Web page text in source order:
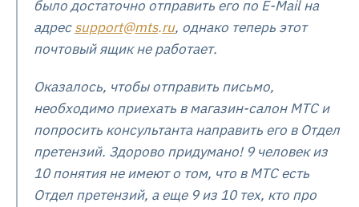
было достаточно отправить его по E-Mail на
адресsupport@mts.ru, однако теперь этот
почтовый ящик не работает.
Оказалось, чтобы отправить письмо,
необходимо приехать в магазин-салон МТС и
попросить консультанта направить его в Отдел
претензий. Здорово придумано! 9 человек из
10 понятия не имеют о том, что в МТС есть
Отдел претензий, а еще 9 из 10 тех, кто про